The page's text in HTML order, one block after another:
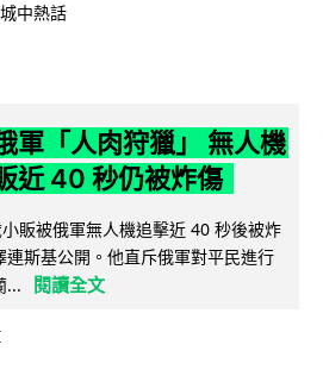
城中熱話
軍「人肉狩獵」 無人機
近 40 秒仍被炸傷
販被俄軍無人機追擊近 40 秒後被炸
斯基公開。他直斥俄軍對平民進行
...
閱讀全文